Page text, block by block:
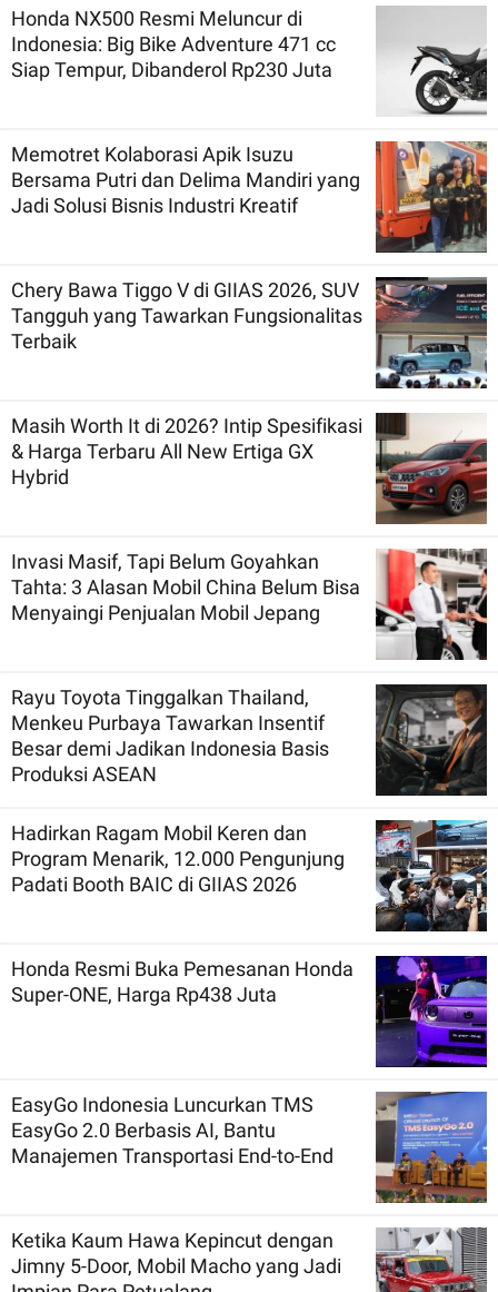
Honda NX500 Resmi Meluncur di
Indonesia: Big Bike Adventure 471 cc
Siap Tempur, Dibanderol Rp230 Juta
Memotret Kolaborasi Apik Isuzu
Bersama Putri dan Delima Mandiri yang
Jadi Solusi Bisnis Industri Kreatif
Chery Bawa Tiggo V di GIIAS 2026, SUV
Tangguh yang Tawarkan Fungsionalitas
Terbaik
Masih Worth It di 2026? Intip Spesifikasi
& Harga Terbaru All New Ertiga GX
Hybrid
Invasi Masif, Tapi Belum Goyahkan
Tahta: 3 Alasan Mobil China Belum Bisa
Menyaingi Penjualan Mobil Jepang
Rayu Toyota Tinggalkan Thailand,
Menkeu Purbaya Tawarkan Insentif
Besar demi Jadikan Indonesia Basis
Produksi ASEAN
Hadirkan Ragam Mobil Keren dan
Program Menarik, 12.000 Pengunjung
Padati Booth BAIC di GIIAS 2026
Honda Resmi Buka Pemesanan Honda
Super-ONE, Harga Rp438 Juta
EasyGo Indonesia Luncurkan TMS
EasyGo 2.0 Berbasis AI, Bantu
Manajemen Transportasi End-to-End
Ketika Kaum Hawa Kepincut dengan
Jimny 5-Door, Mobil Macho yang Jadi